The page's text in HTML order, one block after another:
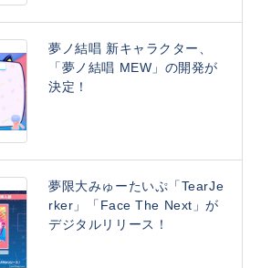
夢ノ結唱 新キャラクター、
「夢ノ結唱 MEW」の開発が
決定！
夢限大みゅーたいぷ「TearJe
rker」「Face The Next」が
デジタルリリース！